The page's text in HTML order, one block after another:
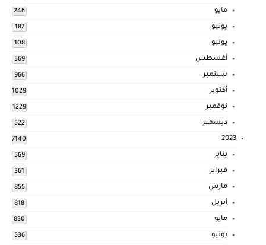
مايو 246
يونيو 187
يوليو 108
أغسطس 569
سبتمبر 966
أكتوبر 1029
نوفمبر 1229
ديسمبر 522
2023
7140
يناير 569
فبراير 361
مارس 855
أبريل 818
مايو 830
يونيو 536